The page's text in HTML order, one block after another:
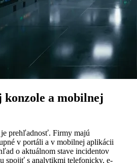
a mobilnej
prehľadnosť. Firmy majú
v portáli a v mobilnej aplikácii
o aktuálnom stave incidentov
spojiť s analytikmi telefonicky, e-